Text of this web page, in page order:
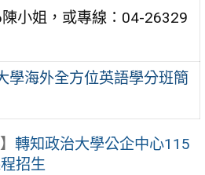
小姐，或專線：04-26329
學海外全方位英語學分班簡
轉知政治大學公企中心115
招生